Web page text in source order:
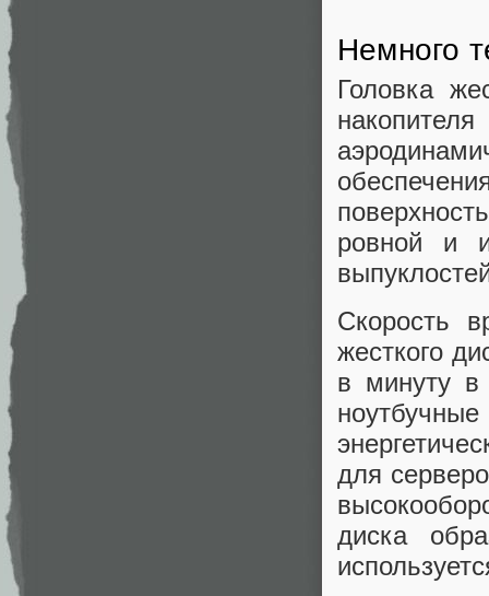
Немного
Головка
ровной и
Скорость
жесткого
в минуту в
для
диска